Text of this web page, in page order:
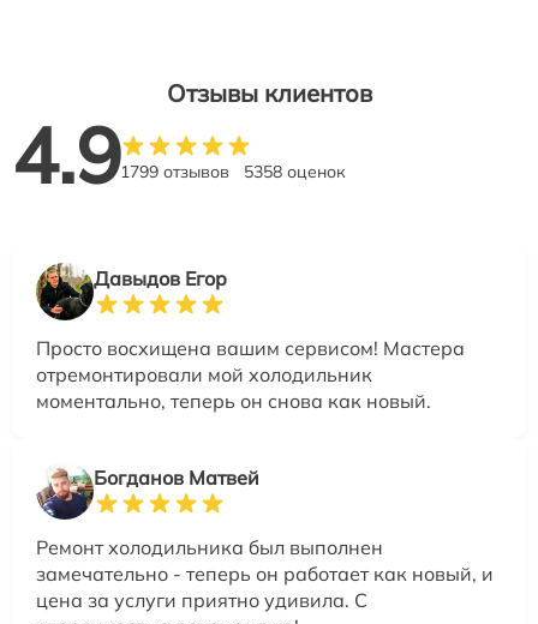
Отзывы клиентов
4.91799 отзывов 5358 оценок
Давыдов Егор
Просто восхищена вашим сервисом! Мастера
отремонтировали мой холодильник
моментально, теперь он снова как новый.
Богданов Матвей
Ремонт холодильника был выполнен
замечательно - теперь он работает как новый, и
цена за услуги приятно удивила. С